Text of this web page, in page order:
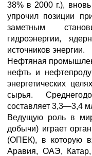
38% в 2000 г.),
упрочил позиции
заметным
гидроэнергии,
источников энергии.
Нефтяная
нефть и
энергетических
сырья.
составляет 3,3—3,4
Ведущую роль в
добычи) играет
(ОПЕК), в которую
Аравия, ОАЭ,